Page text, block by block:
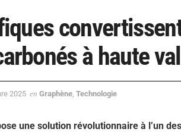
à haute
2025 en Graphène Technologie
une solution révolutionnaire à l’un